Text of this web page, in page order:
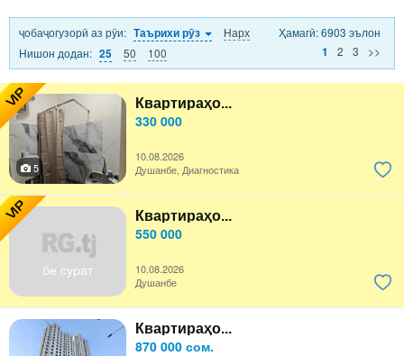
ҷобаҷогузорӣ аз рӯи: Таърихи рӯз
Нарх
Нишон додан: 25 50 100
Ҳамагӣ: 6903 эълон
1
2 3 >>
VIP Квартираҳо...
330 000
10.08.2026
5
Душанбе, Диагностика
VIP
бе сурат
Квартираҳо...
550 000
10.08.2026
Душанбе
Квартираҳо...
870 000 сом.